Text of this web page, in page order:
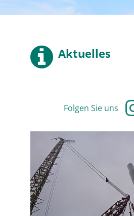
Aktuelles
Folgen Sie uns